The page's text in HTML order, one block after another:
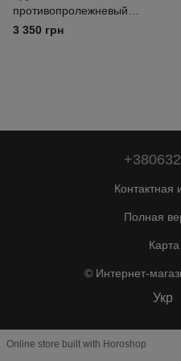
противопролежневый
матрас Bass Polska BH
3 350 грн
Полная
© Интернет-
Укр
Online store built with Horoshop